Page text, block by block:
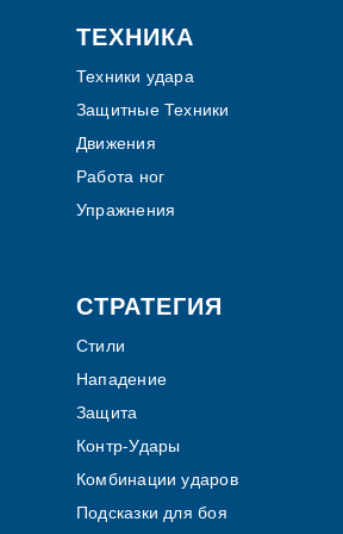
ТЕХНИКА
Техники удара
Защитные Техники
Движения
Работа ног
Упражнения
СТРАТЕГИЯ
Стили
Нападение
Защита
Контр-Удары
Комбинации ударов
Подсказки для боя